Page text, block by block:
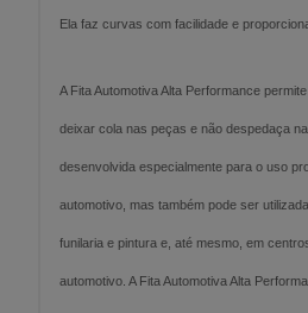
Ela faz curvas com facilidade e
A Fita Automotiva Alta Performance
deixar cola nas peças e não despedaça
desenvolvida especialmente para o uso
automotivo, mas também pode ser
funilaria e pintura e, até mesmo, em
automotivo. A Fita Automotiva Alta